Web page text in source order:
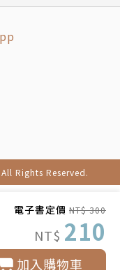
電子書定價 NT$ 300
NT$ 210
加入購物車
Rights Reserved.